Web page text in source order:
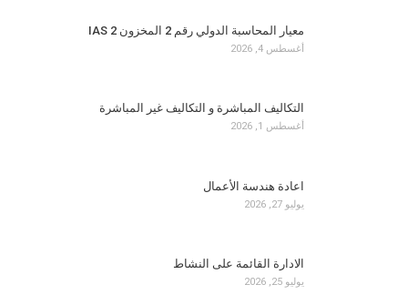
معيار المحاسبة الدولي رقم 2 المخزون IAS 2
أغسطس 4, 2026
التكاليف المباشرة و التكاليف غير المباشرة
أغسطس 1, 2026
اعادة هندسة الأعمال
يوليو 27, 2026
الادارة القائمة على النشاط
يوليو 25, 2026